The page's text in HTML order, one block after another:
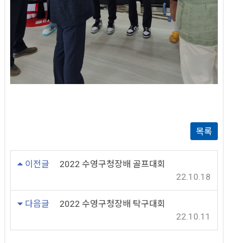
목록
이전글
2022 수영구청장배 골프대회
22.10.18
다음글
2022 수영구청장배 탁구대회
22.10.11